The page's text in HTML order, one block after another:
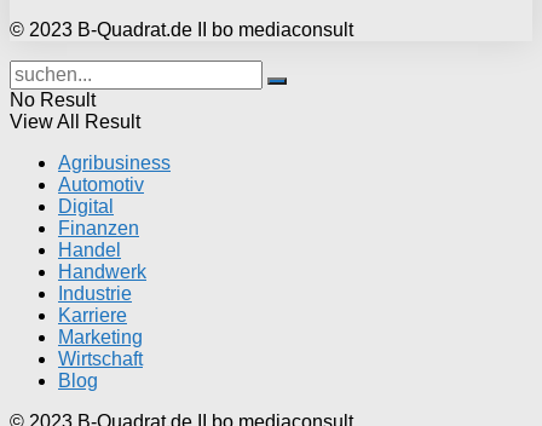
© 2023 B-Quadrat.de II bo mediaconsult
No Result
View All Result
Agribusiness
Automotiv
Digital
Finanzen
Handel
Handwerk
Industrie
Karriere
Marketing
Wirtschaft
Blog
© 2023 B-Quadrat.de II bo mediaconsult